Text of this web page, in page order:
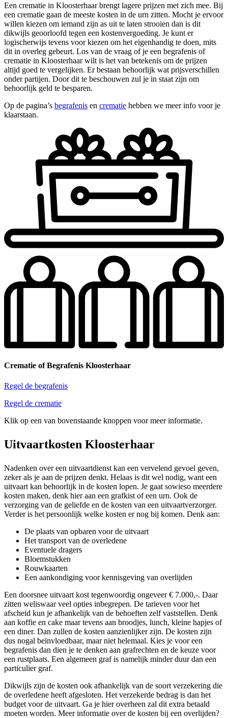
Een crematie in Kloosterhaar brengt lagere prijzen met zich mee. Bij
een crematie gaan de meeste kosten in de urn zitten. Mocht je ervoor
willen kiezen om iemand zijn as uit te laten strooien dan is dit
dikwijls geoorloofd tegen een kostenvergoeding. Je kunt er
logischerwijs tevens voor kiezen om het eigenhandig te doen, mits
dit in overleg gebeurt. Los van de vraag of je een begrafenis of
crematie in Kloosterhaar wilt is het van betekenis om de prijzen
altijd goed te vergelijken. Er bestaan behoorlijk wat prijsverschillen
onder partijen. Door dit te beschouwen zul je in staat zijn om
behoorlijk geld te besparen.
Op de pagina’s begrafenis en crematie hebben we meer info voor je
klaarstaan.
Crematie of Begrafenis Kloosterhaar
Regel de begrafenis
Regel de crematie
Klik op een van bovenstaande knoppen voor meer informatie.
Uitvaartkosten Kloosterhaar
Nadenken over een uitvaartdienst kan een vervelend gevoel geven,
zeker als je aan de prijzen denkt. Helaas is dit wel nodig, want een
uitvaart kan behoorlijk in de kosten lopen. Je gaat sowieso meerdere
kosten maken, denk hier aan een grafkist of een urn. Ook de
verzorging van de geliefde en de kosten van een uitvaartverzorger.
Verder is het persoonlijk welke kosten er nog bij komen. Denk aan:
De plaats van opbaren voor de uitvaart
Het transport van de overledene
Eventuele dragers
Bloemstukken
Rouwkaarten
Een aankondiging voor kennisgeving van overlijden
Een doorsnee uitvaart kost tegenwoordig ongeveer € 7.000,-. Daar
zitten weliswaar veel opties inbegrepen. De tarieven voor het
afscheid kun je afhankelijk van de behoeften zelf vaststellen. Denk
aan koffie en cake maar tevens aan broodjes, lunch, kleine hapjes of
een diner. Dan zullen de kosten aanzienlijker zijn. De kosten zijn
dus nogal beïnvloedbaar, maar niet helemaal. Kies je voor een
begrafenis dan dien je te denken aan grafrechten en de keuze voor
een rustplaats. Een algemeen graf is namelijk minder duur dan een
particulier graf.
Dikwijls zijn de kosten ook afhankelijk van de soort verzekering die
de overledene heeft afgesloten. Het verzekerde bedrag is dan het
budget voor de uitvaart. Ga je hier overheen zal dit extra betaald
moeten worden. Meer informatie over de kosten bij een overlijden?